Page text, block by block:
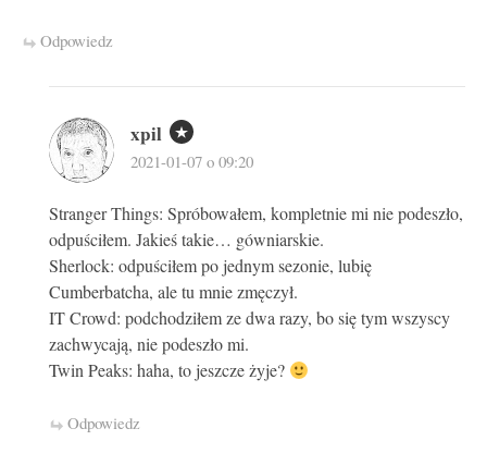
Odpowiedz
xpil
2021-01-07 o 09:20
Stranger Things: Spróbowałem, kompletnie mi nie podeszło,
odpuściłem. Jakieś takie… gówniarskie.
Sherlock: odpuściłem po jednym sezonie, lubię
Cumberbatcha, ale tu mnie zmęczył.
IT Crowd: podchodziłem ze dwa razy, bo się tym wszyscy
zachwycają, nie podeszło mi.
Twin Peaks: haha, to jeszcze żyje?
Odpowiedz